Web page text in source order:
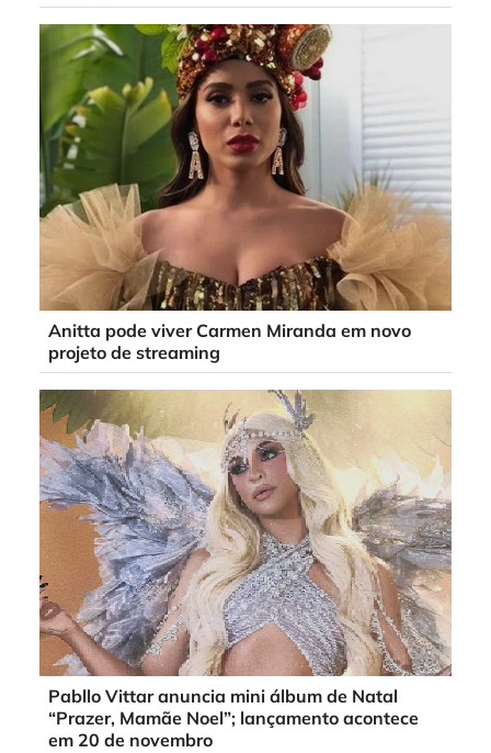
Anitta pode viver Carmen Miranda em novo
projeto de streaming
Pabllo Vittar anuncia mini álbum de Natal
“Prazer, Mamãe Noel”; lançamento acontece
em 20 de novembro